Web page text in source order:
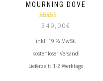
MOURNING DOVE
Bewertet mit
5.00 von 5
349,00€
inkl. 19 % MwSt.
kostenloser Versand!
Lieferzeit: 1-2 Werktage